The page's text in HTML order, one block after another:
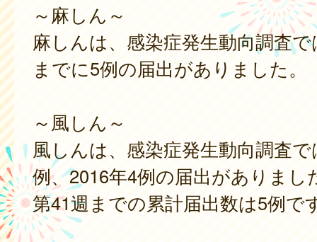
～麻しん～
麻しんは、感染症発生動向調査
までに5例の届出がありました。
～風しん～
風しんは、感染症発生動向調査
例、2016年4例の届出がありまし
第41週までの累計届出数は5例で